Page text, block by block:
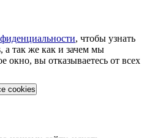
, чтобы узнать
а так же как и зачем мы
окно, вы отказываетесь от всех
cookies